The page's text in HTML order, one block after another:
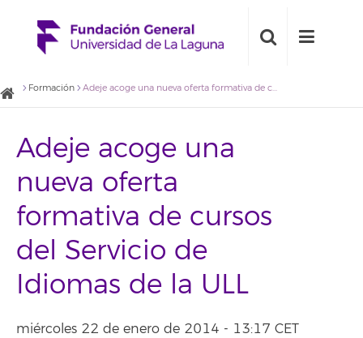
Formación Adeje acoge una nueva oferta formativa de cursos del Servicio de Idiomas de la ULL
Adeje acoge una
nueva oferta
formativa de cursos
del Servicio de
Idiomas de la ULL
miércoles 22 de enero de 2014 - 13:17 CET